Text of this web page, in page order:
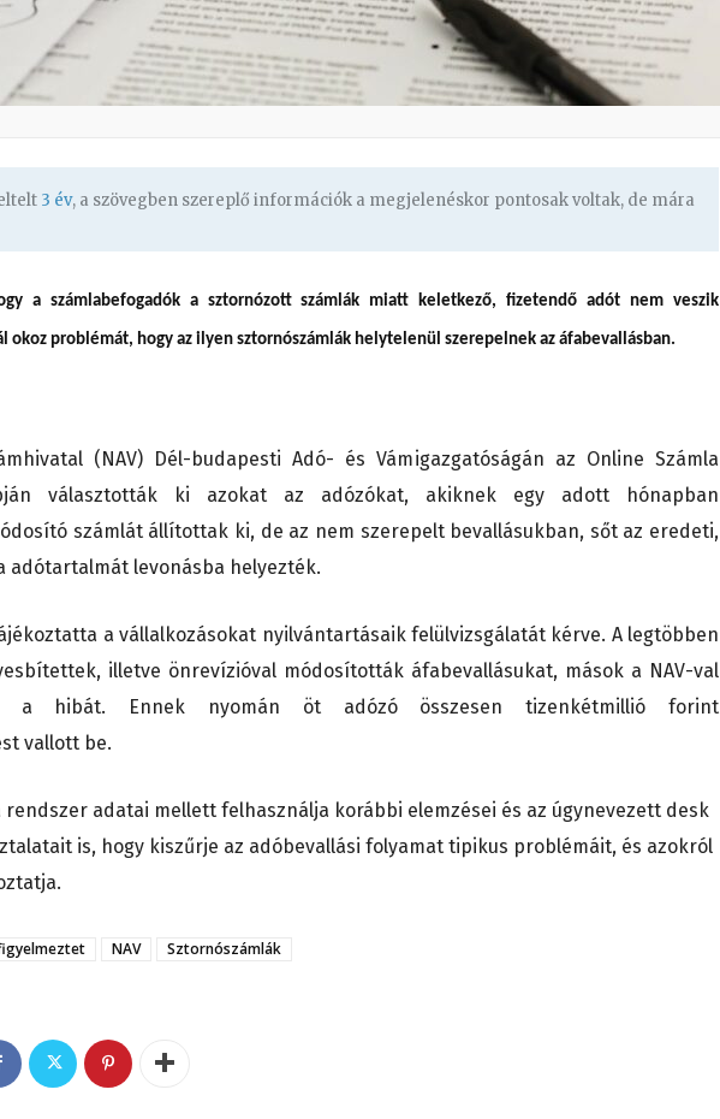
3 év, a szövegben szereplő információk a megjelenéskor pontosak voltak, de mára
a számlabefogadók a sztornózott számlák miatt keletkező, fizetendő adót nem veszik
okoz problémát, hogy az ilyen sztornószámlák helytelenül szerepelnek az áfabevallásban.
(NAV) Dél-budapesti Adó- és Vámigazgatóságán az Online Számla
választották ki azokat az adózókat, akiknek egy adott hónapban
számlát állítottak ki, de az nem szerepelt bevallásukban, sőt az eredeti,
adótartalmát levonásba helyezték.
a vállalkozásokat nyilvántartásaik felülvizsgálatát kérve. A legtöbben
illetve önrevízióval módosították áfabevallásukat, mások a NAV-val
a hibát. Ennek nyomán öt adózó összesen tizenkétmillió forint
vallott be.
rendszer adatai mellett felhasználja korábbi elemzései és az úgynevezett desk
is, hogy kiszűrje az adóbevallási folyamat tipikus problémáit, és azokról
NAV Sztornószámlák